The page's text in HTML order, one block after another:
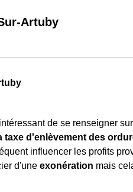
Artuby
de se renseigner sur
taxe d'enlèvement des
influencer les profits
d'une exonération mais